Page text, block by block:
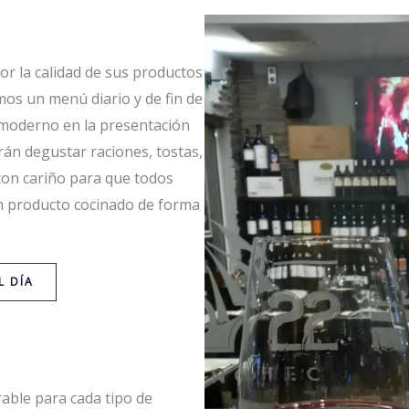
la calidad de sus productos
un menú diario y de fin de
en la presentación
degustar raciones, tostas,
cariño para que todos
cocinado de forma
DÍA
para cada tipo de